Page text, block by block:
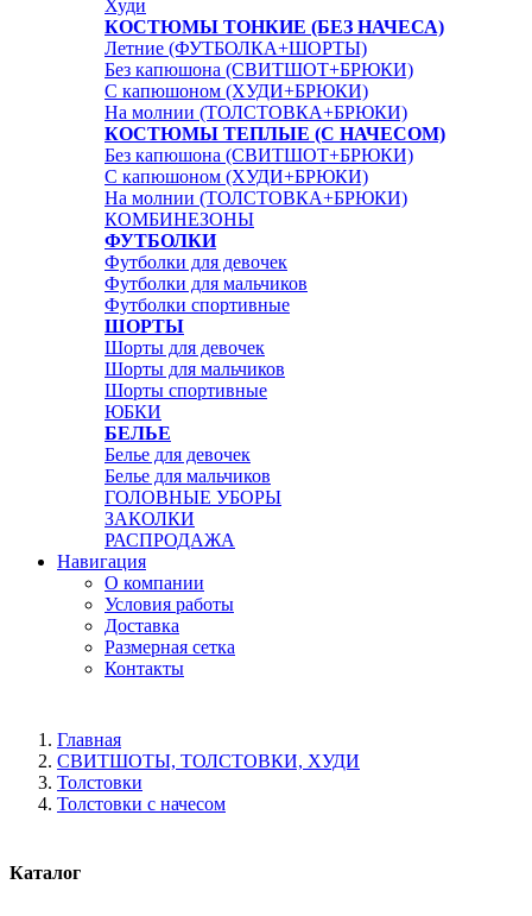
Худи
КОСТЮМЫ ТОНКИЕ (БЕЗ НАЧЕСА)
Летние (ФУТБОЛКА+ШОРТЫ)
Без капюшона (СВИТШОТ+БРЮКИ)
С капюшоном (ХУДИ+БРЮКИ)
На молнии (ТОЛСТОВКА+БРЮКИ)
КОСТЮМЫ ТЕПЛЫЕ (С НАЧЕСОМ)
Без капюшона (СВИТШОТ+БРЮКИ)
С капюшоном (ХУДИ+БРЮКИ)
На молнии (ТОЛСТОВКА+БРЮКИ)
КОМБИНЕЗОНЫ
ФУТБОЛКИ
Футболки для девочек
Футболки для мальчиков
Футболки спортивные
ШОРТЫ
Шорты для девочек
Шорты для мальчиков
Шорты спортивные
ЮБКИ
БЕЛЬЕ
Белье для девочек
Белье для мальчиков
ГОЛОВНЫЕ УБОРЫ
ЗАКОЛКИ
РАСПРОДАЖА
Навигация
О компании
Условия работы
Доставка
Размерная сетка
Контакты
Главная
СВИТШОТЫ, ТОЛСТОВКИ, ХУДИ
Толстовки
Толстовки с начесом
Каталог